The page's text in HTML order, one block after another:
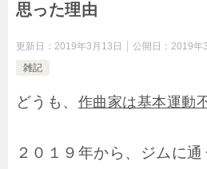
思った理由
更新日： 2019年3月13日 公開日： 2019年
雑記
どうも、 作曲家は基本運動
２０１９年から、ジムに